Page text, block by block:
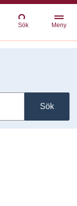
Sök Meny
Sök